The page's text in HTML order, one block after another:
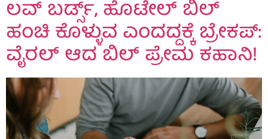
ಲವ್ ಬರ್ಡ್ಸ್, ಹೊಟೇಲ್ ಬಿಲ್
ಹಂಚಿ ಕೊಳ್ಳುವ ಎಂದದ್ದಕ್ಕೆ ಬ್ರೇಕಪ್:
ವೈರಲ್ ಆದ ಬಿಲ್ ಪ್ರೇಮ ಕಹಾನಿ!